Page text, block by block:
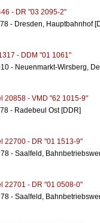
- DR "03 2095-2"
- Dresden, Hauptbahnhof
- DDM "01 1061"
- Neuenmarkt-Wirsberg,
20858 - VMD "62 1015-9"
- Radebeul Ost [DDR]
22700 - DR "01 1513-9"
- Saalfeld,
22701 - DR "01 0508-0"
- Saalfeld,